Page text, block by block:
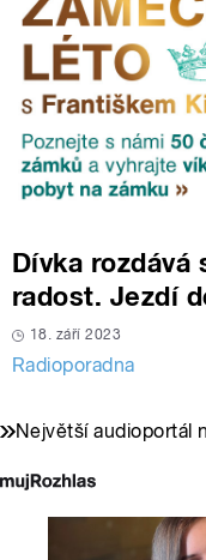
Dívka rozdává
radost. Jezdí
18. září 2023
Radioporadna
Největší audioportál